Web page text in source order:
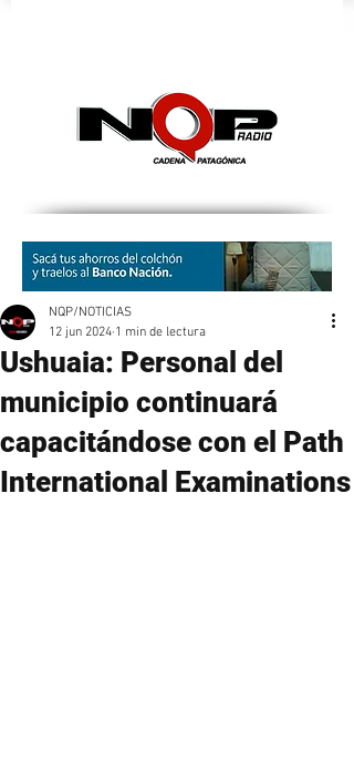
Ushuaia: Personal del
municipio continuará
capacitándose con el Path
International Examinations
NQP/NOTICIAS
12 jun 2024 1 min de lectura